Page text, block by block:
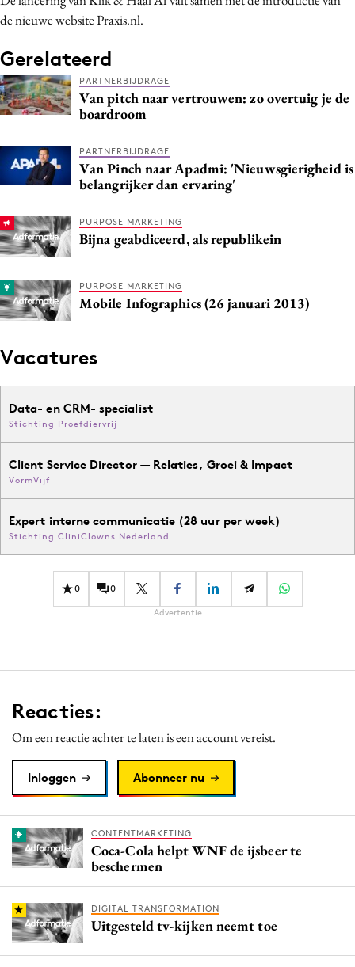
de nieuwe website Praxis.nl.
Gerelateerd
PARTNERBIJDRAGE
Van pitch naar vertrouwen: zo overtuig je de
boardroom
PARTNERBIJDRAGE
Van Pinch naar Apadmi: 'Nieuwsgierigheid is
belangrijker dan ervaring'
PURPOSE MARKETING
Bijna geabdiceerd, als republikein
PURPOSE MARKETING
Mobile Infographics (26 januari 2013)
Vacatures
Data- en CRM- specialist
Stichting Proefdiervrij
Client Service Director — Relaties, Groei & Impact
VormVijf
Expert interne communicatie (28 uur per week)
Stichting CliniClowns Nederland
0 0
Advertentie
Reacties:
Om een reactie achter te laten is een account vereist.
Inloggen Abonneer nu
CONTENTMARKETING
Coca-Cola helpt WNF de ijsbeer te
beschermen
DIGITAL TRANSFORMATION
Uitgesteld tv-kijken neemt toe